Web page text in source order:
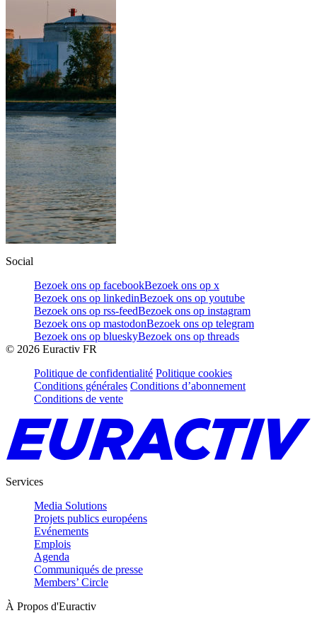
Social
Bezoek ons op facebookBezoek ons op x
Bezoek ons op linkedinBezoek ons op youtube
Bezoek ons op rss-feedBezoek ons op instagram
Bezoek ons op mastodonBezoek ons op telegram
Bezoek ons op blueskyBezoek ons op threads
© 2026 Euractiv FR
Politique de confidentialité Politique cookies
Conditions générales Conditions d’abonnement
Conditions de vente
Services
Media Solutions
Projets publics européens
Evénements
Emplois
Agenda
Communiqués de presse
Members’ Circle
À Propos d'Euractiv